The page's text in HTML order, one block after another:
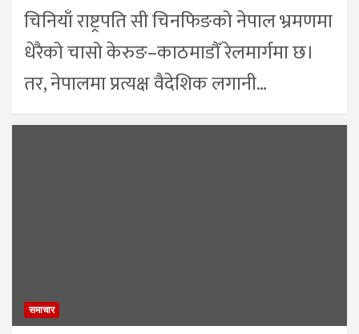
चिनियाँ राष्ट्रपति सी चिनफिङको नेपाल भ्रमणमा
धेरैको चासो केरुङ–काठमाडौँ रेलमार्गमा छ।
तर, नेपालमा प्रत्यक्ष वैदेशिक लगानी…
समाचार